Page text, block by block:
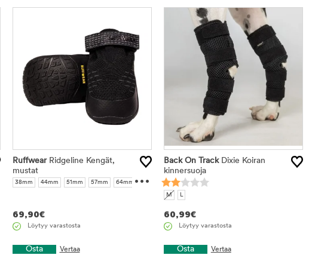
RuffwearRidgeline Kengät,
mustat
38mm 44mm 51mm 57mm
64mm ...
69,90€
Löytyy varastosta
Osta Vertaa
Back On TrackDixie Koiran
kinnersuoja
M L
60,99€
Löytyy varastosta
Osta Vertaa